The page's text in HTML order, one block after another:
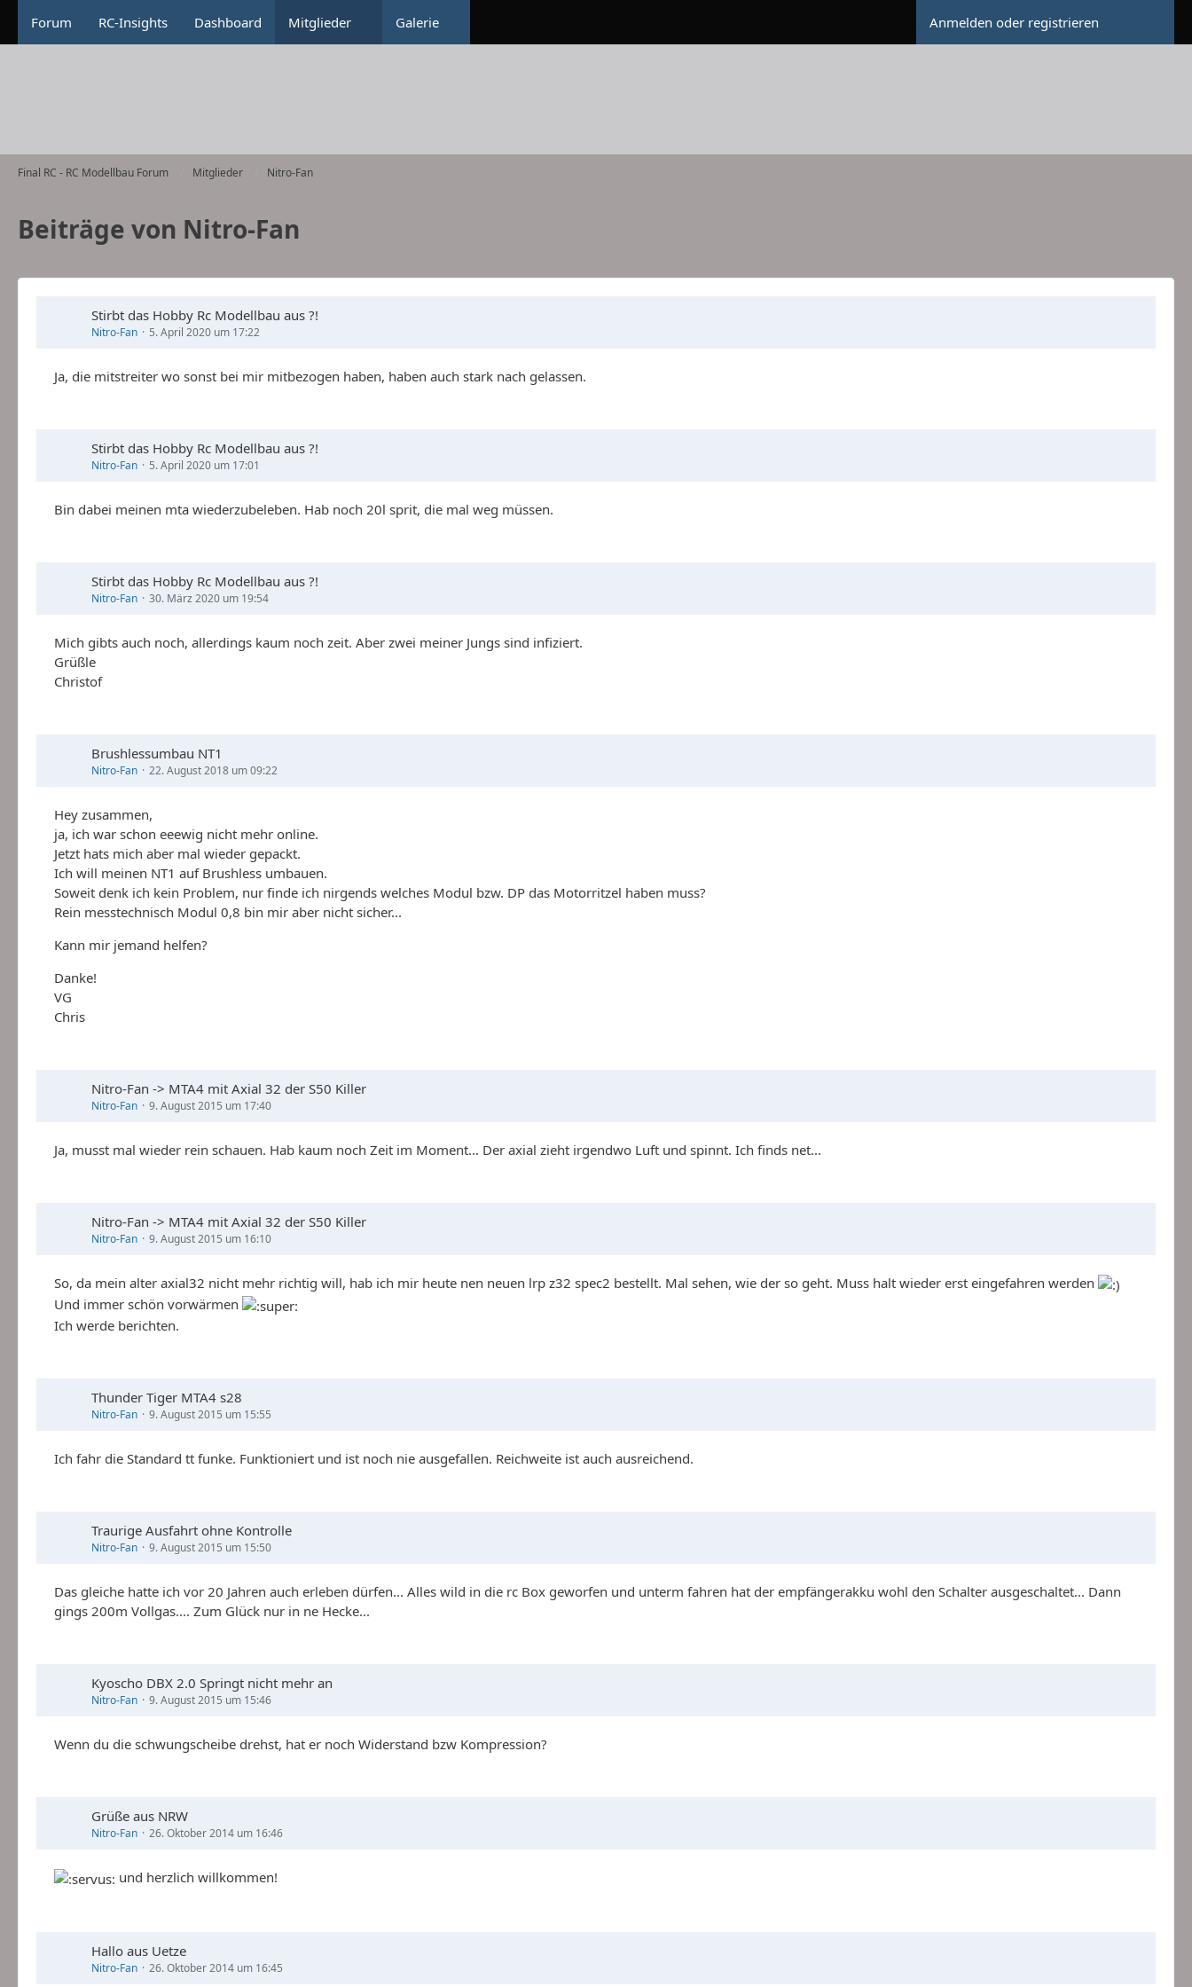
Forum RC-Insights Dashboard Mitglieder Galerie Anmelden oder registrieren
Final RC - RC Modellbau Forum Mitglieder Nitro-Fan
Beiträge von Nitro-Fan
Stirbt das Hobby Rc Modellbau aus ?!
Nitro-Fan 5. April 2020 um 17:22
Ja, die mitstreiter wo sonst bei mir mitbezogen haben, haben auch stark nach gelassen.
Stirbt das Hobby Rc Modellbau aus ?!
Nitro-Fan 5. April 2020 um 17:01
Bin dabei meinen mta wiederzubeleben. Hab noch 20l sprit, die mal weg müssen.
Stirbt das Hobby Rc Modellbau aus ?!
Nitro-Fan 30. März 2020 um 19:54
Mich gibts auch noch, allerdings kaum noch zeit. Aber zwei meiner Jungs sind infiziert.
Grüßle
Christof
Brushlessumbau NT1
Nitro-Fan 22. August 2018 um 09:22
Hey zusammen,
ja, ich war schon eeewig nicht mehr online.
Jetzt hats mich aber mal wieder gepackt.
Ich will meinen NT1 auf Brushless umbauen.
Soweit denk ich kein Problem, nur finde ich nirgends welches Modul bzw. DP das Motorritzel haben muss?
Rein messtechnisch Modul 0,8 bin mir aber nicht sicher...
Kann mir jemand helfen?
Danke!
VG
Chris
Nitro-Fan -> MTA4 mit Axial 32 der S50 Killer
Nitro-Fan 9. August 2015 um 17:40
Ja, musst mal wieder rein schauen. Hab kaum noch Zeit im Moment... Der axial zieht irgendwo Luft und spinnt. Ich finds net...
Nitro-Fan -> MTA4 mit Axial 32 der S50 Killer
Nitro-Fan 9. August 2015 um 16:10
So, da mein alter axial32 nicht mehr richtig will, hab ich mir heute nen neuen lrp z32 spec2 bestellt. Mal sehen, wie der so geht. Muss halt wieder erst eingefahren werden
Und immer schön vorwärmen
Ich werde berichten.
Thunder Tiger MTA4 s28
Nitro-Fan 9. August 2015 um 15:55
Ich fahr die Standard tt funke. Funktioniert und ist noch nie ausgefallen. Reichweite ist auch ausreichend.
Traurige Ausfahrt ohne Kontrolle
Nitro-Fan 9. August 2015 um 15:50
Das gleiche hatte ich vor 20 Jahren auch erleben dürfen... Alles wild in die rc Box geworfen und unterm fahren hat der empfängerakku wohl den Schalter ausgeschaltet... Dann
gings 200m Vollgas.... Zum Glück nur in ne Hecke...
Kyoscho DBX 2.0 Springt nicht mehr an
Nitro-Fan 9. August 2015 um 15:46
Wenn du die schwungscheibe drehst, hat er noch Widerstand bzw Kompression?
Grüße aus NRW
Nitro-Fan 26. Oktober 2014 um 16:46
und herzlich willkommen!
Hallo aus Uetze
Nitro-Fan 26. Oktober 2014 um 16:45